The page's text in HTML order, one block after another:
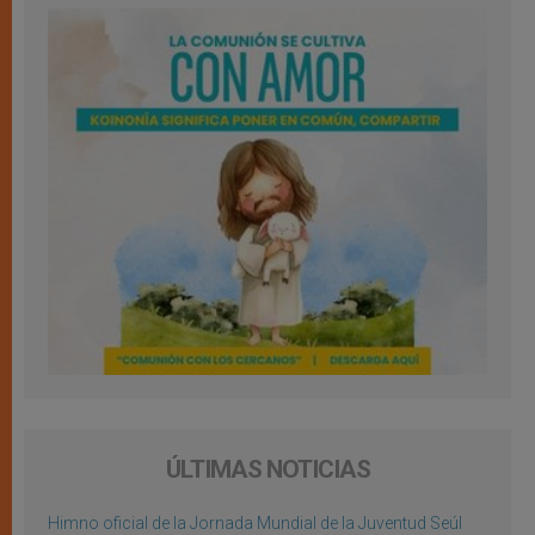
ÚLTIMAS NOTICIAS
Himno oficial de la Jornada Mundial de la Juventud Seúl